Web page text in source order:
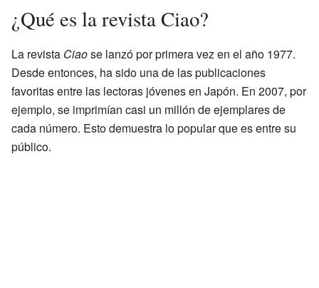
¿Qué es la revista Ciao?
La revista Ciaose lanzó por primera vez en el año 1977.
Desde entonces, ha sido una de las publicaciones
favoritas entre las lectoras jóvenes en Japón. En 2007, por
ejemplo, se imprimían casi un millón de ejemplares de
cada número. Esto demuestra lo popular que es entre su
público.